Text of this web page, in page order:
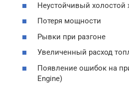
Неустойчивый холостой
Потеря мощности
Рывки при разгоне
Увеличенный расход
Появление ошибок на
Engine)